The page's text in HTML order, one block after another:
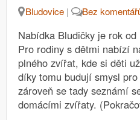
Bludovice | Bez
Nabídka Bludičky je rok
Pro rodiny s dětmi nabízí
plného zvířat, kde si děti
díky tomu budují smysl
zároveň se tady seznámí
domácími zvířaty.